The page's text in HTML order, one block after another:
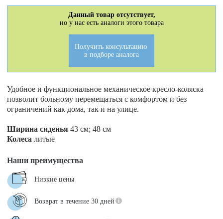
Данный товар отсутствует,
но у нас есть аналоги этого товара
Получить консультацию
в подборе аналога
Удобное и функциональное механическое кресло-коляска
позволит больному перемещаться с комфортом и без
ограничений как дома, так и на улице.
Ширина сиденья43 см; 48 см
Колесалитые
Наши преимущества
Низкие цены
Возврат в течение 30 дней